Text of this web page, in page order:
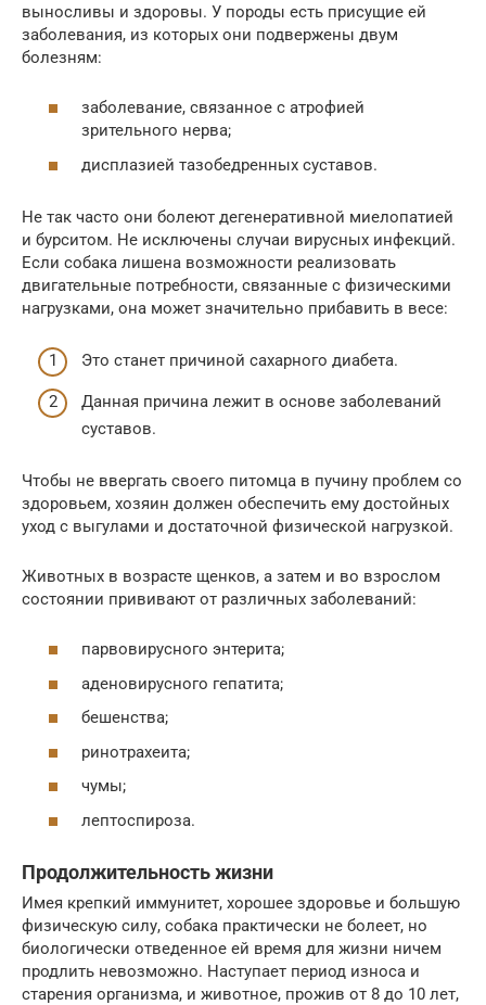
выносливы и здоровы. У породы есть присущие ей
заболевания, из которых они подвержены двум
болезням:
заболевание, связанное с атрофией
зрительного нерва;
дисплазией тазобедренных суставов.
Не так часто они болеют дегенеративной миелопатией
и бурситом. Не исключены случаи вирусных инфекций.
Если собака лишена возможности реализовать
двигательные потребности, связанные с физическими
нагрузками, она может значительно прибавить в весе:
Это станет причиной сахарного диабета.
Данная причина лежит в основе заболеваний
суставов.
Чтобы не ввергать своего питомца в пучину проблем со
здоровьем, хозяин должен обеспечить ему достойных
уход с выгулами и достаточной физической нагрузкой.
Животных в возрасте щенков, а затем и во взрослом
состоянии прививают от различных заболеваний:
парвовирусного энтерита;
аденовирусного гепатита;
бешенства;
ринотрахеита;
чумы;
лептоспироза.
Продолжительность жизни
Имея крепкий иммунитет, хорошее здоровье и большую
физическую силу, собака практически не болеет, но
биологически отведенное ей время для жизни ничем
продлить невозможно. Наступает период износа и
старения организма, и животное, прожив от 8 до 10 лет,